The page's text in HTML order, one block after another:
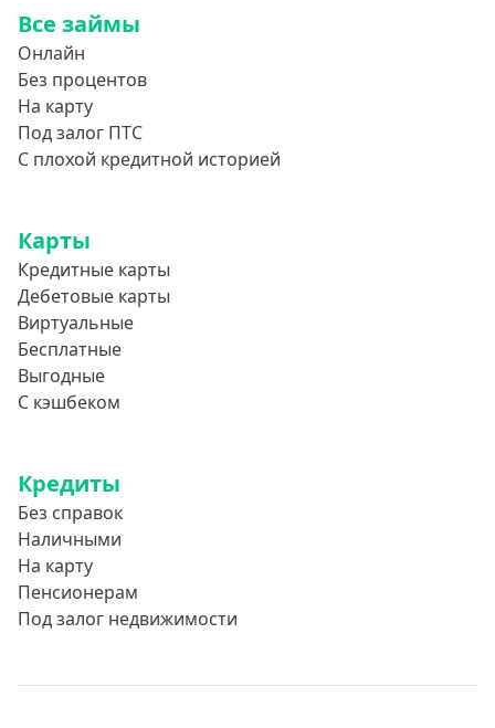
Все займы
Онлайн
Без процентов
На карту
Под залог ПТС
С плохой кредитной историей
Карты
Кредитные карты
Дебетовые карты
Виртуальные
Бесплатные
Выгодные
С кэшбеком
Кредиты
Без справок
Наличными
На карту
Пенсионерам
Под залог недвижимости